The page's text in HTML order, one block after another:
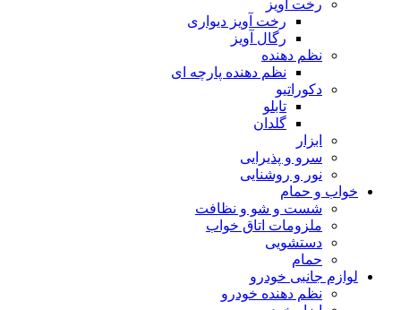
رخت آویز
رخت آویز دیواری
رگال آویز
نظم دهنده
نظم دهنده پارچه ای
دکوراتیو
تابلو
گلدان
ابزار
سرو و پذیرایی
نور و روشنایی
خواب و حمام
شست و شو و نظافت
ملزومات اتاق خواب
دستشویی
حمام
لوازم جانبی خودرو
نظم دهنده خودرو